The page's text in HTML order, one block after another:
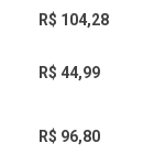
R$ 104,28
R$ 44,99
R$ 96,80